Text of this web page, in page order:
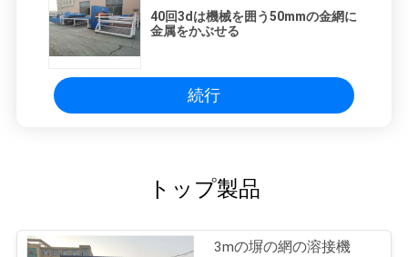
40回3dは機械を囲う50mmの金網に
金属をかぶせる
続行
トップ製品
3mの塀の網の溶接機